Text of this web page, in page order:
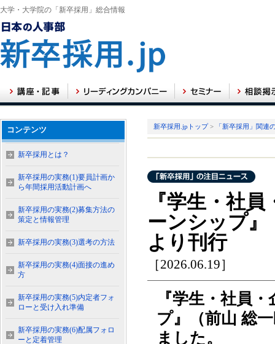
大学・大学院の「新卒採用」総合情報
新卒採用.jpトップ> 「新卒採用」関連
『学生・社
ーンシップ』
より刊行
［2026.06.19］
『学生・社員
プ』（前山 総
ました。
コンテンツ
新卒採用とは？
新卒採用の実務(1)要員計画か
ら年間採用活動計画へ
新卒採用の実務(2)募集方法の
策定と情報管理
新卒採用の実務(3)選考の方法
新卒採用の実務(4)面接の進め
方
新卒採用の実務(5)内定者フォ
ローと受け入れ準備
新卒採用の実務(6)配属フォロ
ーと定着管理